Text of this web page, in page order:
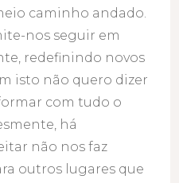
caminho andado.
nos seguir em
redefinindo novos
isto não quero dizer
com tudo o
há
não nos faz
outros lugares que